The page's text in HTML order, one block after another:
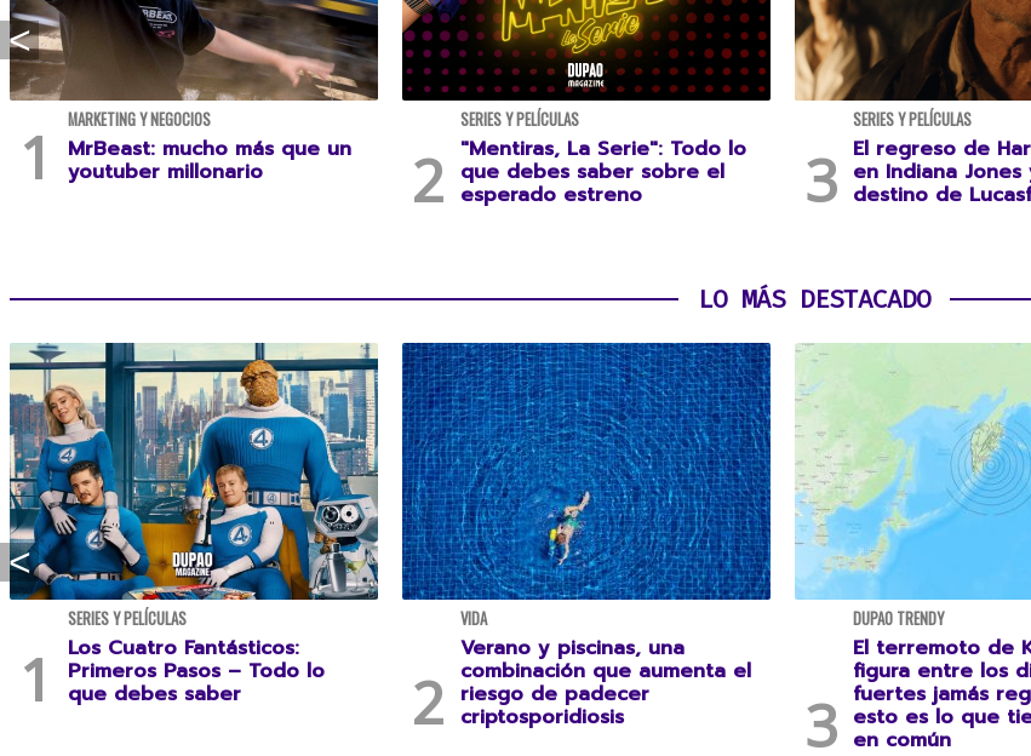
MARKETING Y NEGOCIOS
MrBeast: mucho más que un
youtuber millonario
SERIES Y PELÍCULAS
"Mentiras, La Serie": Todo lo
que debes saber sobre el
esperado estreno
SERIES Y PELÍCULAS
El regreso de
en Indiana Jones
destino de
LO MÁS DESTACADO
SERIES Y PELÍCULAS
Los Cuatro Fantásticos:
Primeros Pasos – Todo lo
que debes saber
VIDA
Verano y piscinas, una
combinación que aumenta el
riesgo de padecer
criptosporidiosis
DUPAO TRENDY
El terremoto de
figura entre los
fuertes jamás
esto es lo que
en común